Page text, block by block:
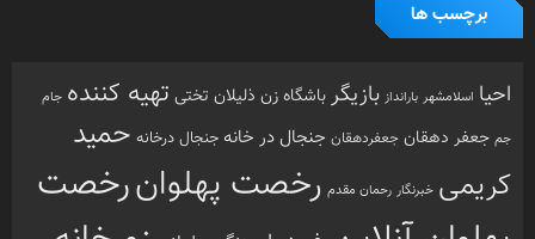
برچسب ها
احیا اسلامشهر بارانداز بازیگرباشگاه زن ذلیلان تختی تهیه کننده جام
جم جعفر دهقان جعفردهقان جنجال در خانه جنجال درخانه حمید
کریمی خبرنگار رحمان مقدم رخصت پهلوانرخصت